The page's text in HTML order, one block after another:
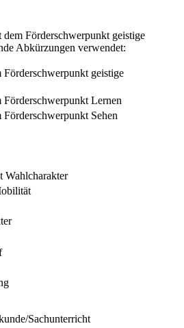
Förderschwerpunkt geistige
Abkürzungen verwendet:
Förderschwerpunkt geistige
Förderschwerpunkt Lernen
Förderschwerpunkt Sehen
Wahlcharakter
Sachunterricht